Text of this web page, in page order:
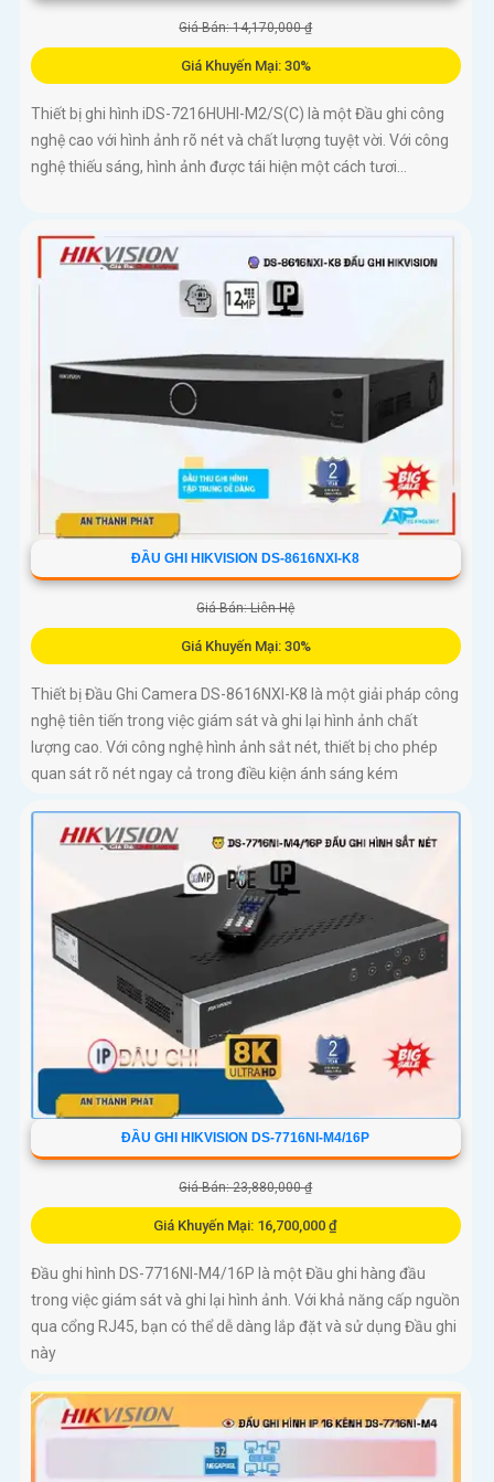
Giá Bán: 14,170,000 ₫
Giá Khuyến Mại: 30%
Thiết bị ghi hình iDS-7216HUHI-M2/S(C) là một Đầu ghi công
nghệ cao với hình ảnh rõ nét và chất lượng tuyệt vời. Với công
nghệ thiếu sáng, hình ảnh được tái hiện một cách tươi...
ĐẦU GHI HIKVISION DS-8616NXI-K8
Giá Bán: Liên Hệ
Giá Khuyến Mại: 30%
Thiết bị Đầu Ghi Camera DS-8616NXI-K8 là một giải pháp công
nghệ tiên tiến trong việc giám sát và ghi lại hình ảnh chất
lượng cao. Với công nghệ hình ảnh sắt nét, thiết bị cho phép
quan sát rõ nét ngay cả trong điều kiện ánh sáng kém
ĐẦU GHI HIKVISION DS-7716NI-M4/16P
Giá Bán: 23,880,000 ₫
Giá Khuyến Mại: 16,700,000 ₫
Đầu ghi hình DS-7716NI-M4/16P là một Đầu ghi hàng đầu
trong việc giám sát và ghi lại hình ảnh. Với khả năng cấp nguồn
qua cổng RJ45, bạn có thể dễ dàng lắp đặt và sử dụng Đầu ghi
này